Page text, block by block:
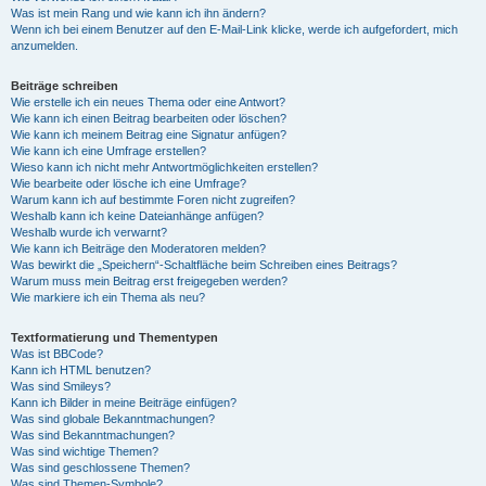
Was ist mein Rang und wie kann ich ihn ändern?
Wenn ich bei einem Benutzer auf den E-Mail-Link klicke, werde ich aufgefordert, mich
anzumelden.
Beiträge schreiben
Wie erstelle ich ein neues Thema oder eine Antwort?
Wie kann ich einen Beitrag bearbeiten oder löschen?
Wie kann ich meinem Beitrag eine Signatur anfügen?
Wie kann ich eine Umfrage erstellen?
Wieso kann ich nicht mehr Antwortmöglichkeiten erstellen?
Wie bearbeite oder lösche ich eine Umfrage?
Warum kann ich auf bestimmte Foren nicht zugreifen?
Weshalb kann ich keine Dateianhänge anfügen?
Weshalb wurde ich verwarnt?
Wie kann ich Beiträge den Moderatoren melden?
Was bewirkt die „Speichern“-Schaltfläche beim Schreiben eines Beitrags?
Warum muss mein Beitrag erst freigegeben werden?
Wie markiere ich ein Thema als neu?
Textformatierung und Thementypen
Was ist BBCode?
Kann ich HTML benutzen?
Was sind Smileys?
Kann ich Bilder in meine Beiträge einfügen?
Was sind globale Bekanntmachungen?
Was sind Bekanntmachungen?
Was sind wichtige Themen?
Was sind geschlossene Themen?